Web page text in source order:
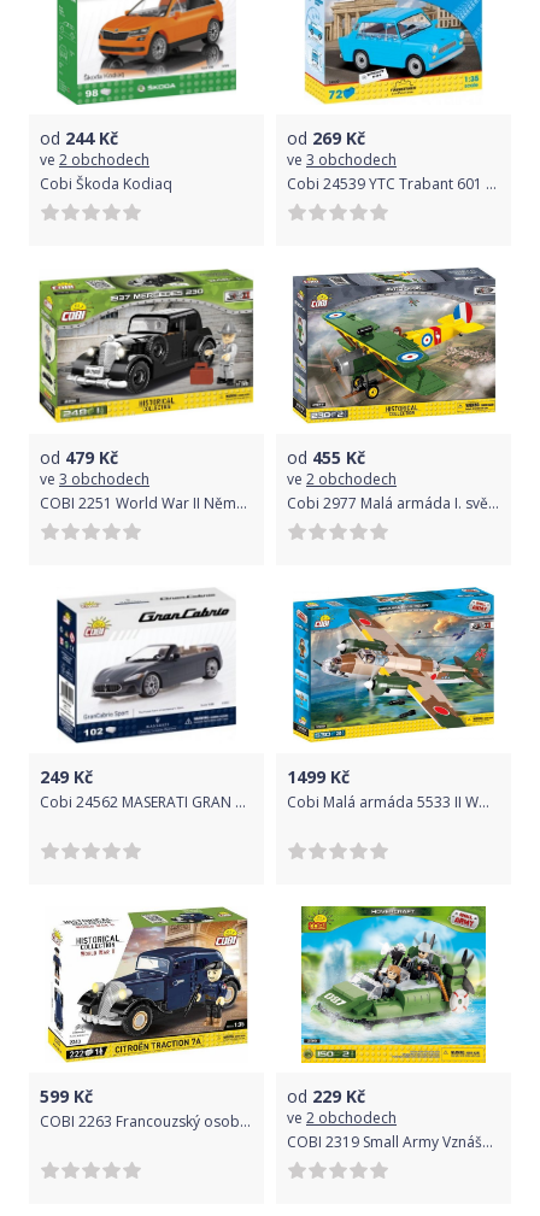
od 244Kč
ve 2 obchodech
Cobi Škoda Kodiaq
od 269 Kč
ve 3 obchodech
Cobi 24539 YTC Trabant 601 1:35, 72k
od 479 Kč
ve 3 obchodech
COBI 2251 World War II Německé civilní vozidlo 1937 MERCEDES 230
od 455 Kč
ve 2 obchodech
Cobi 2977 Malá armáda I. světová válka Avro 504
249 Kč
Cobi 24562 MASERATI GRAN CABRIO, 1:35, 102 k
1499 Kč
Cobi Malá armáda 5533 II WW Nakajima Ki-49 Helen
599 Kč
COBI 2263 Francouzský osobní automobil Citroën Traction 7A
od 229 Kč
ve 2 obchodech
COBI 2319 Small Army Vznášedlo